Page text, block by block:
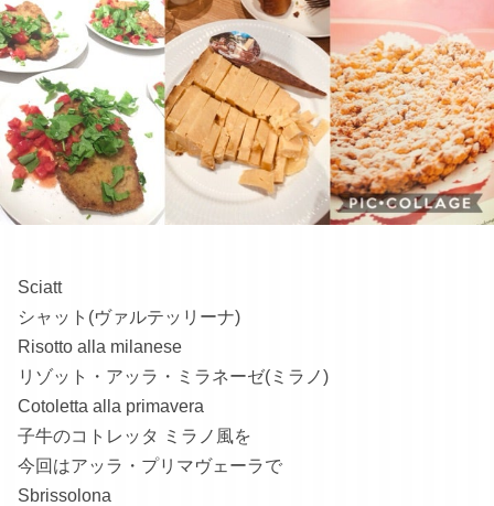
Sciatt
シャット(ヴァルテッリーナ)
Risotto alla milanese
リゾット・アッラ・ミラネーゼ(ミラノ)
Cotoletta alla primavera
子牛のコトレッタ ミラノ風を
今回はアッラ・プリマヴェーラで
Sbrissolona